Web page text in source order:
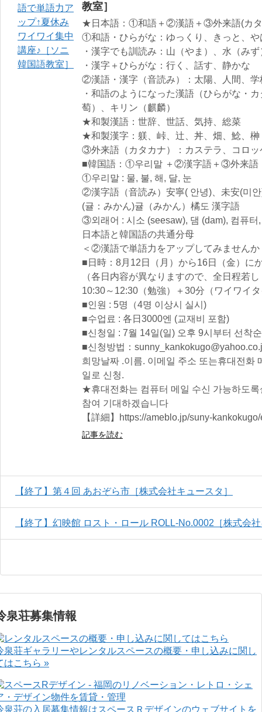
教室］
★日本語：①和語＋②漢語＋③外来語(カ
①和語・ひらがな：ゆっくり、きっと、や
・漢字でも訓読み：山（やま）、水（み
・漢字＋ひらがな：行く、話す、静かな
②漢語・漢字（音読み）：太陽、人間、学
・和語のようになった漢語（ひらがな・
萄）、キリン（麒麟）
★和製漢語：世辞、世話、気持、総菜
★和製漢字：躾、峠、辻、丼、畑、鯰、榊
③外来語（カタカナ）：カステラ、コロッ
■韓国語：①우리말 ＋②漢字語＋③外来語
①우리말 : 물, 불, 해, 달, 눈
②漢字語（音読み）安寧( 안녕)、未安(미
(귤：みかん)귤（みかん）橘도 漢字語
③외래어 : 시소 (seesaw), 댐 (dam), 컴퓨터
日本語と韓国語の共通分母
＜②漢語で単語力をアップしてみませんか
■日時：8月12日（月）から16日（金）に
（各日内容が異なりますので、全日程若
10:30～12:30（勉強）＋30分（ワイワイ
■인원 : 5명（4명 이상시 실시)
■수업료 : 各日3000엔 (교재비 포함)
■신청일 : 7월 14일(일) 오후 9시부터 선착
■신청방법：
희망날짜 .이름. 이메일 주소 또는휴대전화
일로 신청.
★휴대전화는 컴퓨터 메일 수신 가능하도
참여 기대하겠습니다
【詳細】https://ameblo.jp/suny-
記事を読む
【終了】第４回 あおぞら市［株式会社キュースタ］
【終了】幻映館 ロスト・ロール ROLL-No.0002［株式会
泉荘募集情報
泉荘ギャラリーやレンタルスペースの概要・申し込みに関し
はこちら »
泉荘の入居募集情報はスペースＲデザインのウェブサイトを